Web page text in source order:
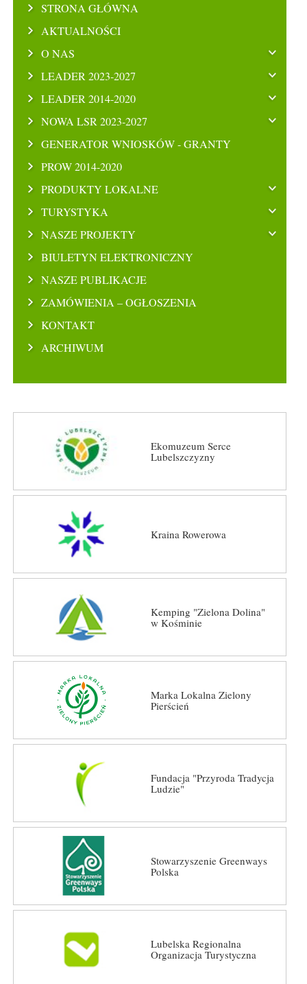
STRONA GŁÓWNA
AKTUALNOŚCI
O NAS
LEADER 2023-2027
LEADER 2014-2020
NOWA LSR 2023-2027
GENERATOR WNIOSKÓW - GRANTY
PROW 2014-2020
PRODUKTY LOKALNE
TURYSTYKA
NASZE PROJEKTY
BIULETYN ELEKTRONICZNY
NASZE PUBLIKACJE
ZAMÓWIENIA – OGŁOSZENIA
KONTAKT
ARCHIWUM
Ekomuzeum Serce
Lubelszczyzny
Kraina Rowerowa
Kemping "Zielona Dolina"
w Kośminie
Marka Lokalna Zielony
Pierścień
Fundacja "Przyroda Tradycja
Ludzie"
Stowarzyszenie Greenways
Polska
Lubelska Regionalna
Organizacja Turystyczna